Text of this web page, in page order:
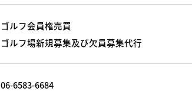
ゴルフ会員権売買
ゴルフ場新規募集及び欠員募集代行
06-6583-6684